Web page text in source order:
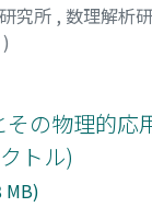
究所 , 数理解析
)
の物理的応
トル)
MB)